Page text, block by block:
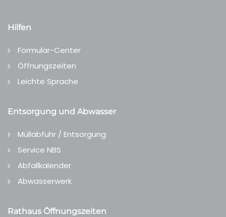
Hilfen
Formular-Center
Öffnungszeiten
Leichte Sprache
Entsorgung und Abwasser
Müllabfuhr / Entsorgung
Service NBS
Abfallkalender
Abwasserwerk
Rathaus Öffnungszeiten